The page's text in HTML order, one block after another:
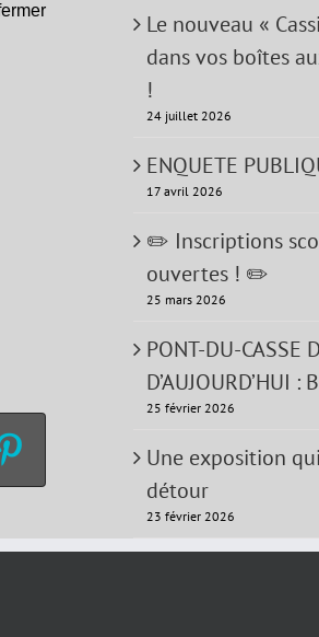
Pinterest
Le nouveau «
dans vos boîtes
!
24 juillet 2026
ENQUETE
17 avril 2026
✏️ Inscriptions
ouvertes ! ✏️
25 mars 2026
PONT-DU-CASSE
D’AUJOURD’HUI :
25 février 2026
Une exposition
détour
23 février 2026